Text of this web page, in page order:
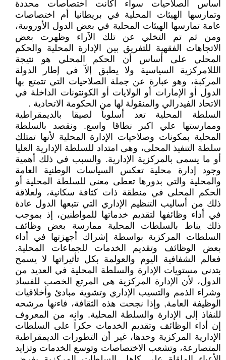
أساس الصلاحيات سواء أكانت اختصاصات محددة
وتمارسها الهيئات المحلية في بريطانيا أم اختصاصات
عامة تمارسها الهيئات المحلية في بعض الدول الأوروبية،
ومن ثم تم التخلي عن تلك الآراء وظهرت بعض
الاتجاهات الفقهية للتفريق بين الإدارة المحلية والحكم
المحلي على أساس أن الحكم المحلي هو نتيجة
الللامركزية السياسية ولا يطبق إلاّ في إطار الدولة
المركبة، وهو عبارة عن جملة الصلاحيات التي تتمتع بها
الدول أو الإمارات أو الولايات أو الكونتونات الداخلة في
الاتحاد الفيدرالي والمنقولة لها من الحكومة الاتحادية .
السلطة المحلية تعد أسلوباً لصيقا بالديمقراطية
وممارستها علي اكبر نطاقا واسع. ونقصد بالسلطة
المحلية بمكونات وصلاحيات الإدارة المحلية لأنها تمتلك
سلطة التنفيذ المحلى، وهى امتداد للسلطة الإدارية العليا
أو ما يسمى بالمركزية الإدارية. والسبب في ذلك أهمية
وجود إدارة محلية تعكس السياسات الوطنية العامة
والمحلية والتي بدورها تعطى معنى للسلطة المحلية أو
الحكم المحلى في منطقة ذات كثافة سكانية، ولعلاقة
ذلك من أساليب التنظيم الإداري التي تتبعها الدول عادة
في أداء وظائفها لتقديم خدماتها للمواطنين، إذ بموجب
ذلك يناط بالسلطات المحلية ممارسة بعض وظائف
السلطات المركزية بواسطة إشراك أجهزتها في أداء
بعض الوظائف وتقديم الخدمات للجماعات المحلية.
فعالم الشفافية اليوم والعولمة بكل تأثيراتها لا يسمح
بتدني مستويات الإدارة والسلطة المحلية في العديد من
الدول، لأن الإدارة المركزية هي المرتع الخصب للفساد
وشراء الذمم والتسيب الإداري وتشوية مبادئ وأخلاقيات
الوظيفة العامة, وإذا نجحت هذه الثقافة، فاءنها مرشحه
للنفاذ إلى الإدارة والسلطة المحلية. وانه من المعروف
إن أداء الوظائف وتقديم الخدمات حكراً على السلطات
الإدارية المركزية وحدها، غير أن التطورات الديمقراطية
المتصارعة، وتشعب الاختصاصات وتوسع الخدمات وتزايد